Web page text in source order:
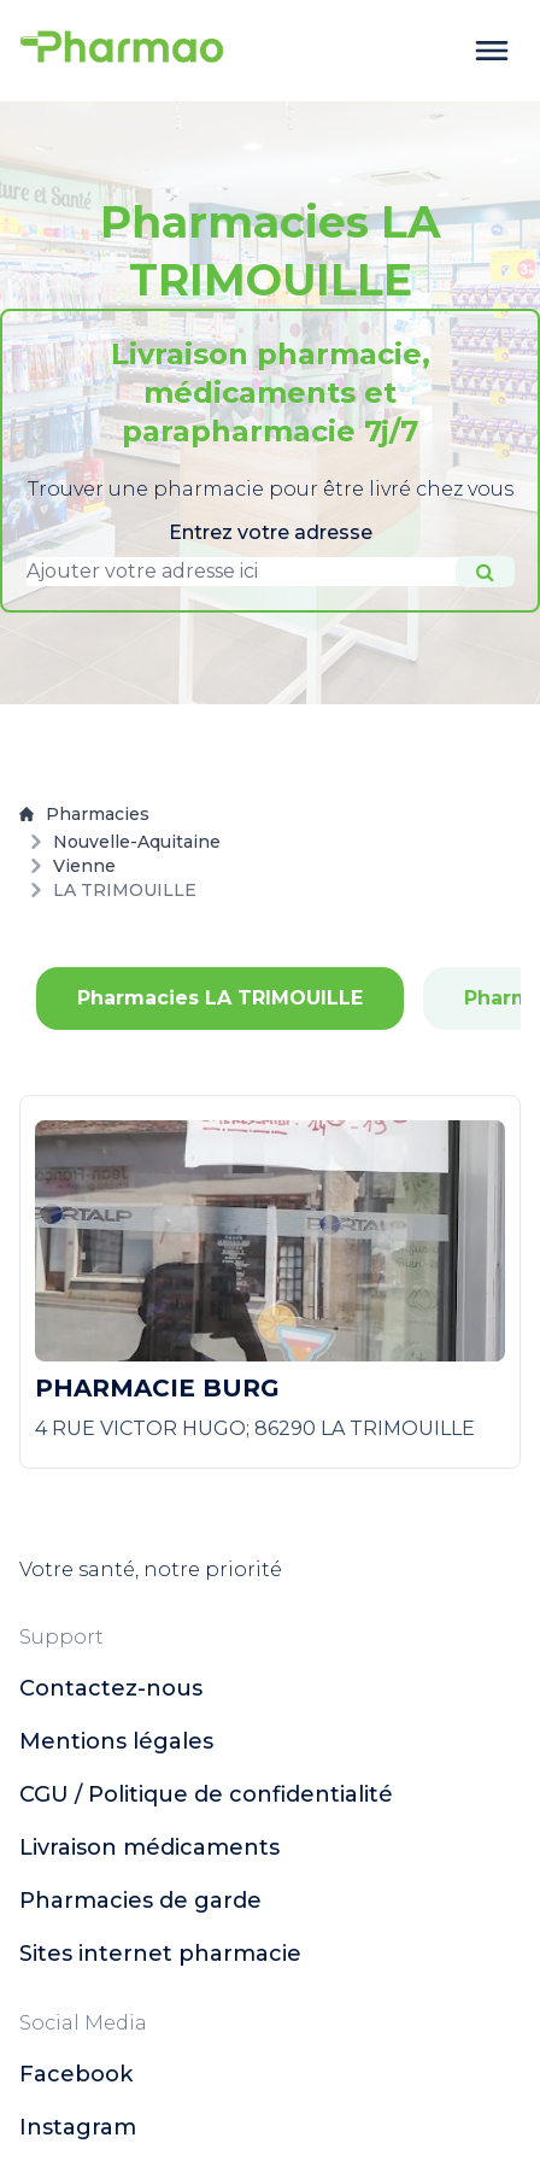
Pharmacies LA
TRIMOUILLE
Livraison pharmacie,
médicaments et
parapharmacie 7j/7
Trouver une pharmacie pour être livré chez vous
Entrez votre adresse
Pharmacies
Nouvelle-Aquitaine
Vienne
LA TRIMOUILLE
Pharmacies LA TRIMOUILLE
PHARMACIE BURG
4 RUE VICTOR HUGO; 86290 LA TRIMOUILLE
Votre santé, notre priorité
Support
Contactez-nous
Mentions légales
CGU / Politique de confidentialité
Livraison médicaments
Pharmacies de garde
Sites internet pharmacie
Social Media
Facebook
Instagram